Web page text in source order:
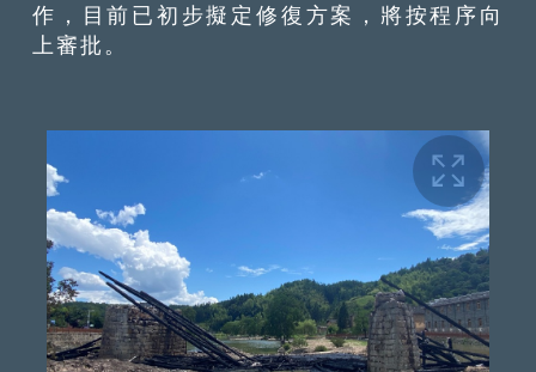
作，目前已初步擬定修復方案，將按程序向
上審批。